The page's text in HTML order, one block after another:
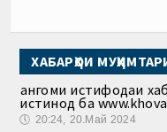
ХАБАРҲОИ
Ҳангоми истифодаи
истинод ба
🕔 20:24, 20.Май 2024